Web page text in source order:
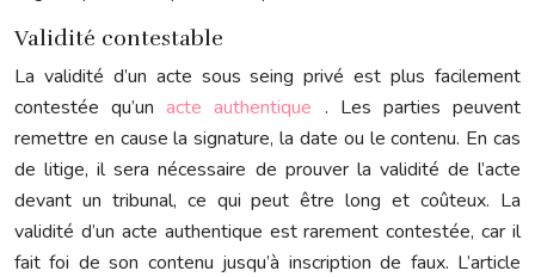
Validité contestable
La validité d’un acte sous seing privé est plus facilement
contestée qu’unacte authentique . Les parties peuvent
remettre en cause la signature, la date ou le contenu. En cas
de litige, il sera nécessaire de prouver la validité de l’acte
devant un tribunal, ce qui peut être long et coûteux. La
validité d’un acte authentique est rarement contestée, car il
fait foi de son contenu jusqu’à inscription de faux. L’article